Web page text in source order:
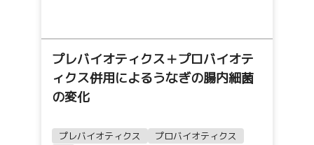
プレバイオティクス＋プロバイオテ
ィクス併用によるうなぎの腸内細菌
の変化
プレバイオティクス プロバイオティクス